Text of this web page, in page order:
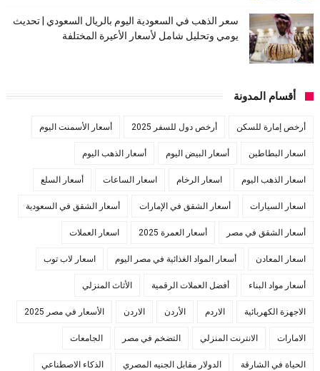
سعر الذهب في السعودية اليوم بالريال السعودي | تحديث
يومي وتحليل شامل لأسعار الأعيرة المختلفة
أقسام المدونة
أرخص إمارة للسكن أرخص دول للسفر 2025 أسعار الأسمنت اليوم
اسعار البطاطين أسعار البيض اليوم أسعار الذهب اليوم
اسعار الذهب اليوم اسعار الرخام اسعار الساعات أسعار السلع
اسعار السيارات أسعار الشقق في الإمارات أسعار الشقق في السعودية
أسعار الشقق في مصر أسعار العمرة 2025 اسعار العملات
اسعار المعادن أسعار المواد الغذائية في مصر اليوم اسعار لاب توب
أسعار مواد البناء أفضل العملات الرقمية الأثاث المنزلي
الاجهزة الكهربائية الاردم الأردن الاردن الأسعار في مصر 2025
الامارات الانترنت المنزلي التضخم في مصر الجامعات
الحياة في الشارقة الدولار مقابل الجنيه المصري الذكاء الاصطناعي